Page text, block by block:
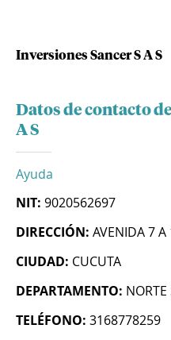
Inversiones Sancer S A S
Datos de contacto
A S
Ayuda
NIT: 9020562697
DIRECCIÓN: AVENIDA 7 A
CIUDAD: CUCUTA
DEPARTAMENTO:
TELÉFONO: 3168778259